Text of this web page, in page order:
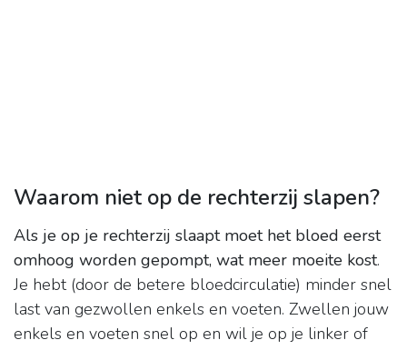
Waarom niet op de rechterzij slapen?
Als je op je rechterzij slaapt moet het bloed eerst
omhoog worden gepompt, wat meer moeite kost.
Je hebt (door de betere bloedcirculatie) minder snel
last van gezwollen enkels en voeten. Zwellen jouw
enkels en voeten snel op en wil je op je linker of